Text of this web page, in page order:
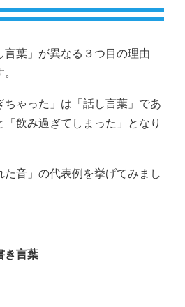
言葉」が異なる３つ目の理由
ちゃった」は「話し言葉」であ
「飲み過ぎてしまった」となり
音」の代表例を挙げてみまし
言葉